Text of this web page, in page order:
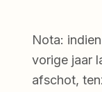
Nota:
vorige jaar
afschot,